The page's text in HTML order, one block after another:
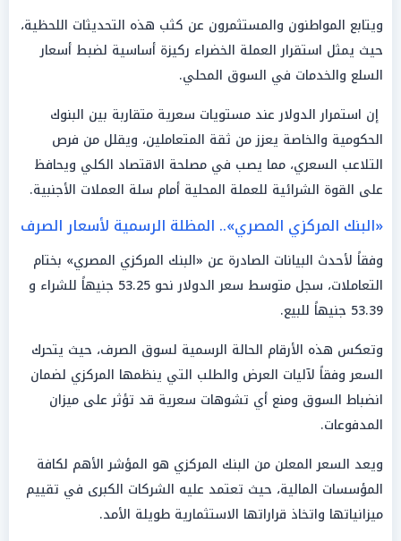
ويتابع المواطنون والمستثمرون عن كثب هذه التحديثات اللحظية،
حيث يمثل استقرار العملة الخضراء ركيزة أساسية لضبط أسعار
السلع والخدمات في السوق المحلي.
إن استمرار الدولار عند مستويات سعرية متقاربة بين البنوك
الحكومية والخاصة يعزز من ثقة المتعاملين، ويقلل من فرص
التلاعب السعري، مما يصب في مصلحة الاقتصاد الكلي ويحافظ
على القوة الشرائية للعملة المحلية أمام سلة العملات الأجنبية.
«البنك المركزي المصري».. المظلة الرسمية لأسعار الصرف
وفقاً لأحدث البيانات الصادرة عن «البنك المركزي المصري» بختام
التعاملات، سجل متوسط سعر الدولار نحو 53.25 جنيهاً للشراء و
53.39 جنيهاً للبيع.
وتعكس هذه الأرقام الحالة الرسمية لسوق الصرف، حيث يتحرك
السعر وفقاً لآليات العرض والطلب التي ينظمها المركزي لضمان
انضباط السوق ومنع أي تشوهات سعرية قد تؤثر على ميزان
المدفوعات.
ويعد السعر المعلن من البنك المركزي هو المؤشر الأهم لكافة
المؤسسات المالية، حيث تعتمد عليه الشركات الكبرى في تقييم
ميزانياتها واتخاذ قراراتها الاستثمارية طويلة الأمد.